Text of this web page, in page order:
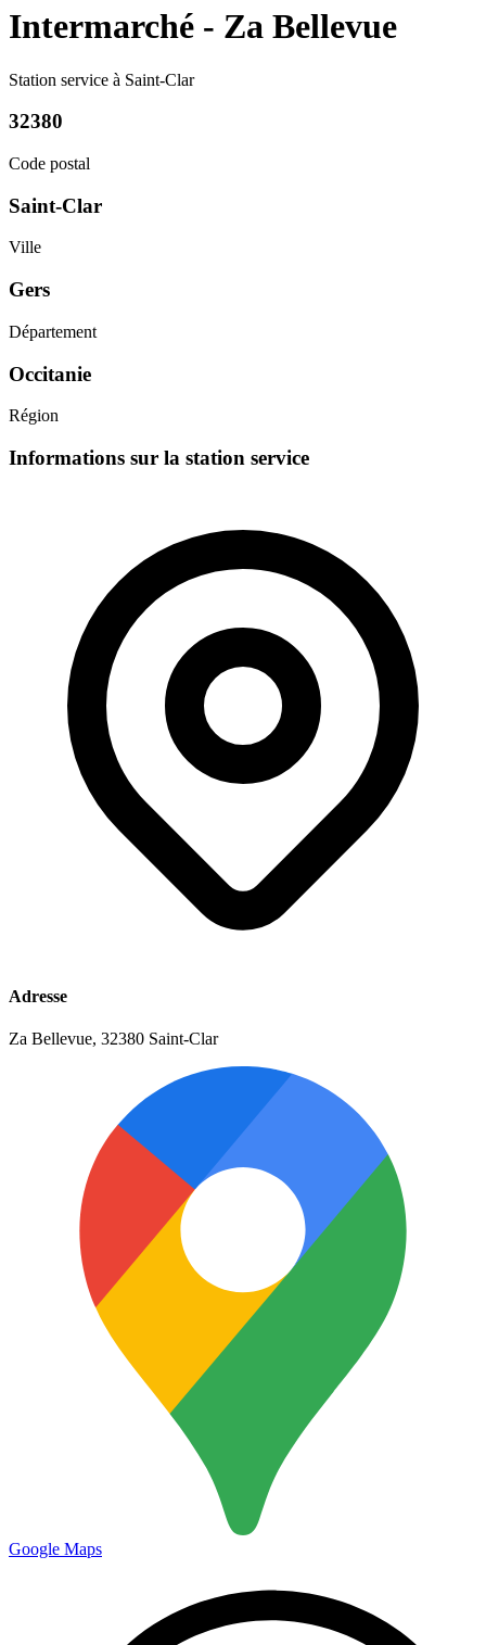
Intermarché - Za Bellevue
Station service à Saint-Clar
32380
Code postal
Saint-Clar
Ville
Gers
Département
Occitanie
Région
Informations sur la station service
Adresse
Za Bellevue, 32380 Saint-Clar
Google Maps